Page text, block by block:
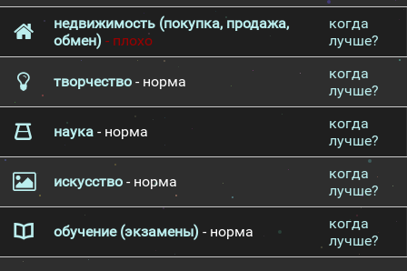
недвижимость (покупка, продажа,
обмен) - плохо
когда
лучше?
творчество - норма
когда
лучше?
наука - норма
когда
лучше?
искусство - норма
когда
лучше?
обучение (экзамены) - норма
когда
лучше?